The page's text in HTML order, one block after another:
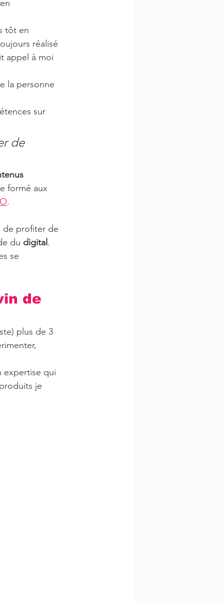
tôt en
réalisé
appel à moi
la personne
sur
de
formé aux
.
de profiter de
du digital .
se
de
plus de 3
expertise qui
je